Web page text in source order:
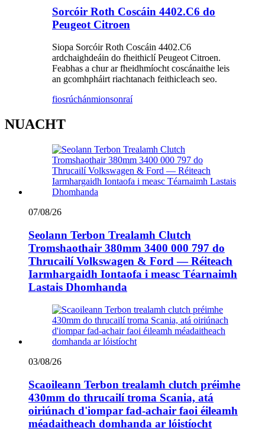
Sorcóir Roth Coscáin 4402.C6 do
Peugeot Citroen
Siopa Sorcóir Roth Coscáin 4402.C6
ardchaighdeáin do fheithiclí Peugeot Citroen.
Feabhas a chur ar fheidhmíocht coscánaithe leis
an gcomhpháirt riachtanach feithicleach seo.
fiosrúchánmionsonraí
NUACHT
07/08/26
Seolann Terbon Trealamh Clutch
Tromshaothair 380mm 3400 000 797 do
Thrucailí Volkswagen & Ford — Réiteach
Iarmhargaidh Iontaofa i measc Téarnaimh
Lastais Dhomhanda
03/08/26
Scaoileann Terbon trealamh clutch préimhe
430mm do thrucailí troma Scania, atá
oiriúnach d'iompar fad-achair faoi éileamh
méadaitheach domhanda ar lóistíocht